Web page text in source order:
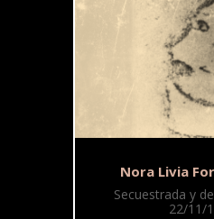
Nora Livia
Secuestrada y
22/11/